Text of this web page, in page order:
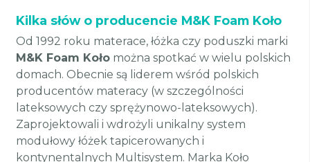
Kilka słów o producencie M&K Foam Koło
Od 1992 roku materace, łóżka czy poduszki marki
M&K Foam Koło można spotkać w wielu polskich
domach. Obecnie są liderem wśród polskich
producentów materacy (w szczególności
lateksowych czy sprężynowo-lateksowych).
Zaprojektowali i wdrożyli unikalny system
modułowy łóżek tapicerowanych i
kontynentalnych Multisystem. Marka Koło